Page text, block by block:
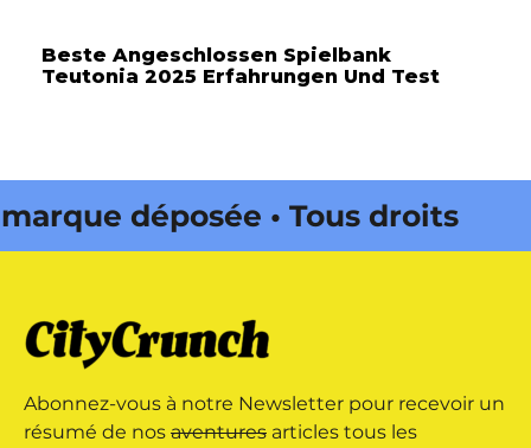
Beste Angeschlossen Spielbank
Teutonia 2025 Erfahrungen Und Test
déposée • Tous droits
déposée • Tous droits
par Buena Onda Web •
Abonnez-vous à notre Newsletter pour recevoir un
résumé de nos aventures articles tous les